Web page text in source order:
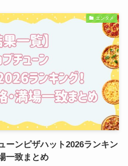
エンタメ
ーンピザハット2026ランキン
一致まとめ